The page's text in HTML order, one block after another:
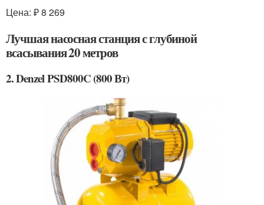
Цена: ₽ 8 269
Лучшая насосная станция с глубиной
всасывания 20 метров
2. Denzel PSD800C (800 Вт)